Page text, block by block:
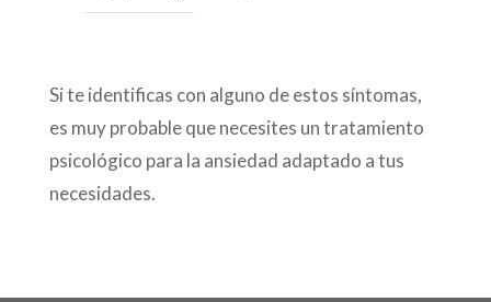
Si te identificas con alguno de estos síntomas,
es muy probable que necesites un tratamiento
psicológico para la ansiedad adaptado a tus
necesidades.